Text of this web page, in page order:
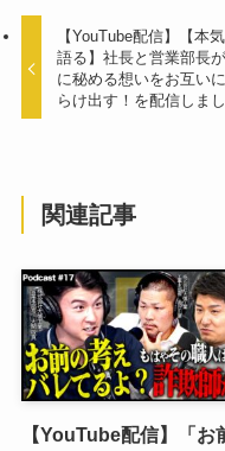
【YouTube配信】【本
語る】社長と営業部長
に秘める想いをお互い
らけ出す！を配信しま
関連記事
【YouTube配信】「お